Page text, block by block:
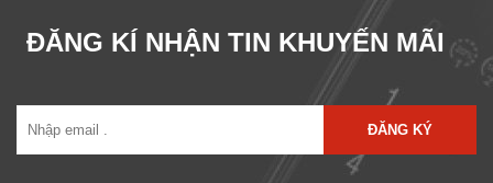
ĐĂNG KÍ NHẬN TIN KHUYẾN MÃI
ĐĂNG KÝ